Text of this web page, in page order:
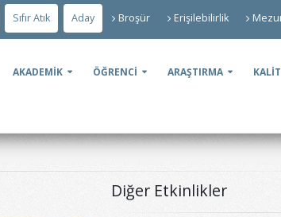
Sıfır Atık Aday Broşür Erişilebilirlik
AKADEMİK ÖĞRENCİ ARAŞTIRMA
Diğer Etkinlikler